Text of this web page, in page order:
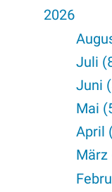
2026
Juli
Juni
Mai
April
März